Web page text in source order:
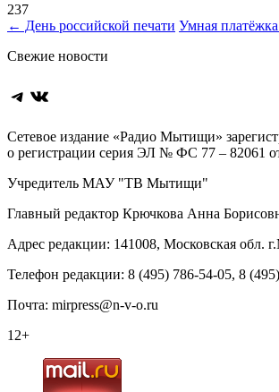
237
Навигация
по
← День российской печати Умная платёжка
Свежие новости
Telegram
ВКонтакте
Сетевое издание «Радио Мытищи»
о регистрации серия ЭЛ № ФС 77 – 82061
Учредитель МАУ "ТВ Мытищи"
Главный редактор Крючкова Анна
Адрес редакции: 141008, Московская обл.
Телефон редакции: 8 (495) 786-54-05, 8
Почта: mirpress@n-v-o.ru
12+